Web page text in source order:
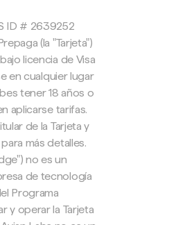
ID # 2639252
(la "Tarjeta")
licencia de Visa
en cualquier lugar
tener 18 años o
aplicarse tarifas.
de la Tarjeta y
más detalles.
no es un
de tecnología
Programa
y operar la Tarjeta